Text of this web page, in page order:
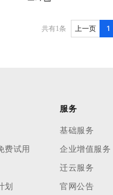
共有1条 上一页 1